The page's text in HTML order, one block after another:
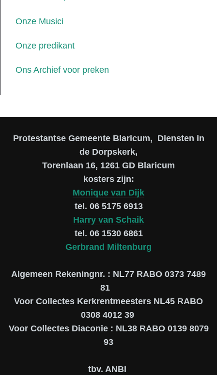
Onze Musici
Onze predikant
Ons Archief voor preken
Protestantse Gemeente Blaricum, Diensten in
de Dorpskerk,
Torenlaan 16, 1261 GD Blaricum
kosters zijn:
Monique van Dijk
tel. 06 5175 6913
Harry van Schaik
tel. 06 1530 6861
Gerbrand Miltenburg
Algemeen Rekeningnr. : NL77 RABO 0373 7489
81
Voor Collectes Kerkrentmeesters NL45 RABO
0308 4012 39
Voor Collectes Diaconie : NL38 RABO 0139 8079
93
tbv. ANBI